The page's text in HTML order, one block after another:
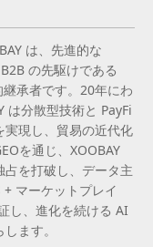
は、先進的な
の先駆けである
承者です。20年にわ
は分散型技術と PayFi
現し、貿易の近代化
を通じ、XOOBAY
を打破し、データ主
マーケットプレイ
し、進化を続ける AI
ます。